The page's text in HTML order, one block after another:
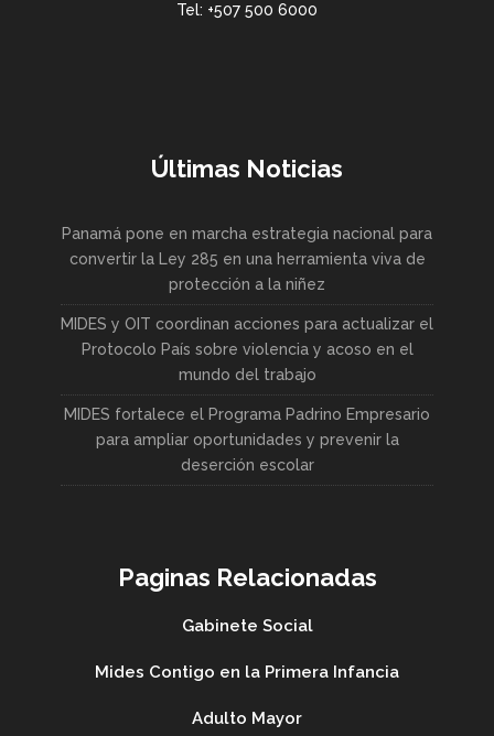
Tel: +507 500 6000
Últimas Noticias
Panamá pone en marcha estrategia nacional para
convertir la Ley 285 en una herramienta viva de
protección a la niñez
MIDES y OIT coordinan acciones para actualizar el
Protocolo País sobre violencia y acoso en el
mundo del trabajo
MIDES fortalece el Programa Padrino Empresario
para ampliar oportunidades y prevenir la
deserción escolar
Paginas Relacionadas
Gabinete Social
Mides Contigo en la Primera Infancia
Adulto Mayor